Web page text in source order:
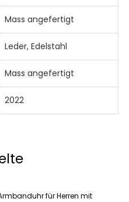
Mass angefertigt
Leder, Edelstahl
Mass angefertigt
2022
Armbanduhr für Herren mit